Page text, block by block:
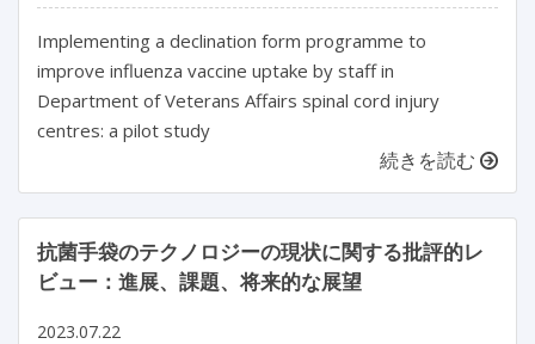
Implementing a declination form programme to
improve influenza vaccine uptake by staff in
Department of Veterans Affairs spinal cord injury
centres: a pilot study
続きを読む
抗菌手袋のテクノロジーの現状に関する批評的レ
ビュー：進展、課題、将来的な展望
2023.07.22